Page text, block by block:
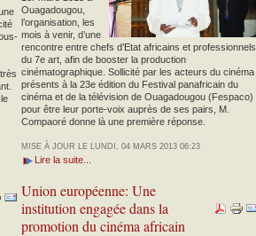
Ouagadougou,
l’organisation, les
mois à venir, d’une
rencontre entre chefs d’Etat africains et professionnels
du 7e art, afin de booster la production
cinématographique. Sollicité par les acteurs du cinéma
présents à la 23e édition du Festival panafricain du
cinéma et de la télévision de Ouagadougou (Fespaco)
pour être leur porte-voix auprès de ses pairs, M.
Compaoré donne là une première réponse.
MISE À JOUR LE LUNDI, 04 MARS 2013 06:23
Lire la suite...
Union européenne: Une
institution engagée dans la
promotion du cinéma africain